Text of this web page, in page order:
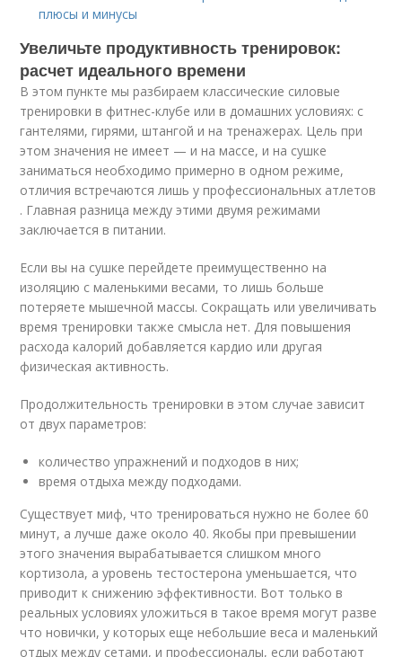
плюсы и минусы
Увеличьте продуктивность тренировок:
расчет идеального времени
В этом пункте мы разбираем классические силовые
тренировки в фитнес-клубе или в домашних условиях: с
гантелями, гирями, штангой и на тренажерах. Цель при
этом значения не имеет — и на массе, и на сушке
заниматься необходимо примерно в одном режиме,
отличия встречаются лишь у профессиональных атлетов
. Главная разница между этими двумя режимами
заключается в питании.
Если вы на сушке перейдете преимущественно на
изоляцию с маленькими весами, то лишь больше
потеряете мышечной массы. Сокращать или увеличивать
время тренировки также смысла нет. Для повышения
расхода калорий добавляется кардио или другая
физическая активность.
Продолжительность тренировки в этом случае зависит
от двух параметров:
количество упражнений и подходов в них;
время отдыха между подходами.
Существует миф, что тренироваться нужно не более 60
минут, а лучше даже около 40. Якобы при превышении
этого значения вырабатывается слишком много
кортизола, а уровень тестостерона уменьшается, что
приводит к снижению эффективности. Вот только в
реальных условиях уложиться в такое время могут разве
что новички, у которых еще небольшие веса и маленький
отдых между сетами, и профессионалы, если работают